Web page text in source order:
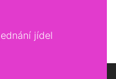
jídel